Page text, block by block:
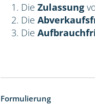
DieZulassung
Die
Die
Formulierung